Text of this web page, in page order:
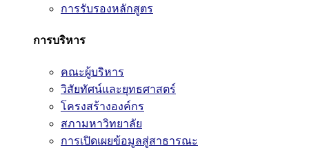
การรับรองหลักสูตร
การบริหาร
คณะผู้บริหาร
วิสัยทัศน์และยุทธศาสตร์
โครงสร้างองค์กร
สภามหาวิทยาลัย
การเปิดเผยข้อมูลสู่สาธารณะ